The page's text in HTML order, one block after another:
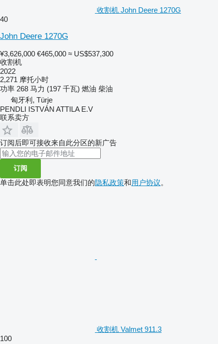
收割机 John Deere 1270G
40
John Deere 1270G
¥3,626,000 €465,000 ≈ US$537,300
收割机
2022
2,271 摩托小时
功率 268 马力 (197 千瓦) 燃油 柴油
匈牙利, Türje
PENDLI ISTVÁN ATTILA E.V
联系卖方
订阅后即可接收来自此分区的新广告
订阅
单击此处即表明您同意我们的隐私政策和用户协议。
收割机 Valmet 911.3
100